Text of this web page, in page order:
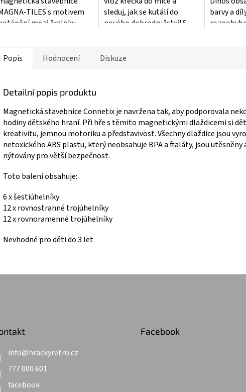
TILES s motivem
mezi žraloky
sleduj, jak se kutálí do
nového dobrodružství! S...
hvězdiček.
barvy a
Popis Hodnocení Diskuze
Detailní popis produktu
Magnetická stavebnice Connetix je navržena tak, aby podporovala
hodiny dětského hraní. Při hře s těmito magnetickými dlaždicemi si
kreativitu, jemnou motoriku a představivost. Všechny dlaždice jsou
netoxického ABS plastu, který neobsahuje BPA a ftaláty, jsou utěsněny
nýtovány pro větší bezpečnost.
Toto balení obsahuje:
6 x šestiúhelníky
12 x rovnostranné trojúhelníky
12 x rovnoramenné trojúhelníky
Nevhodné pro děti do 3 let
info@hrackyretro.cz
777 000 601
facebook
Facebook